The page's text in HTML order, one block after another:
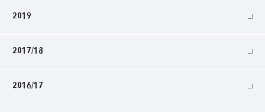
2019
2017/18
2016/17